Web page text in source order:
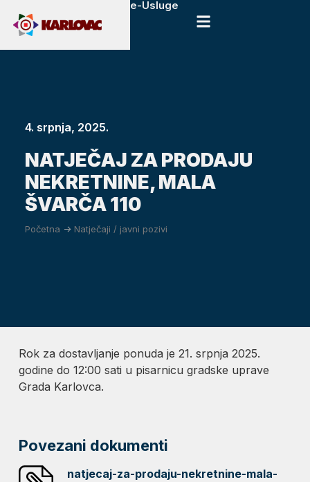
e-Usluge
4. srpnja, 2025.
NATJEČAJ ZA PRODAJU
NEKRETNINE, MALA
ŠVARČA 110
Početna -> Natječaji / javni pozivi
Rok za dostavljanje ponuda je 21. srpnja 2025.
godine do 12:00 sati u pisarnicu gradske uprave
Grada Karlovca.
Povezani dokumenti
natjecaj-za-prodaju-nekretnine-mala-